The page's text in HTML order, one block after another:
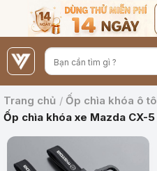
nội
dung
Trang chủ / Ốp chìa khóa ô tô
Ốp chìa khóa xe Mazda CX-5